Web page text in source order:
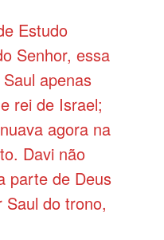
Estudo
Senhor, essa
apenas
rei de Israel;
agora na
Davi não
parte de Deus
do trono,